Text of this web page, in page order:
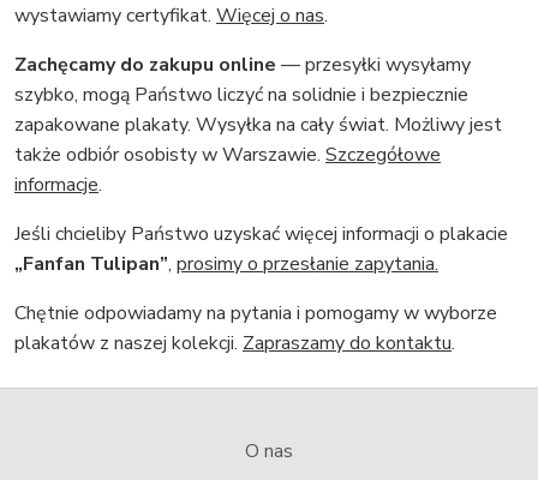
wystawiamy certyfikat. Więcej o nas.
Zachęcamy do zakupu online — przesyłki wysyłamy
szybko, mogą Państwo liczyć na solidnie i bezpiecznie
zapakowane plakaty. Wysyłka na cały świat. Możliwy jest
także odbiór osobisty w Warszawie. Szczegółowe
informacje.
Jeśli chcieliby Państwo uzyskać więcej informacji o plakacie
„Fanfan Tulipan”, prosimy o przesłanie zapytania.
Chętnie odpowiadamy na pytania i pomogamy w wyborze
plakatów z naszej kolekcji. Zapraszamy do kontaktu.
O nas